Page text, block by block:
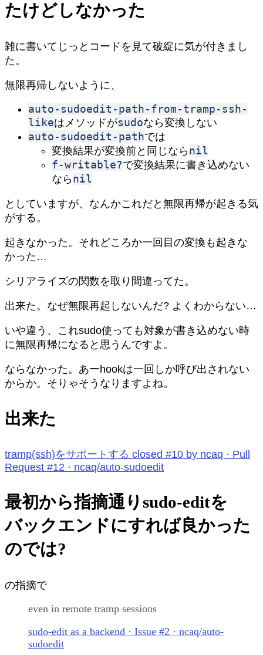
たけどしなかった
雑に書いてじっとコードを見て破綻に気が付きまし
た。
無限再帰しないように、
auto-sudoedit-path-from-tramp-ssh-
likeはメソッドがsudoなら変換しない
auto-sudoedit-pathでは
変換結果が変換前と同じならnil
f-writable?で変換結果に書き込めない
ならnil
としていますが、なんかこれだと無限再帰が起きる気
がする。
起きなかった。それどころか一回目の変換も起きな
かった…
シリアライズの関数を取り間違ってた。
出来た。なぜ無限再起しないんだ? よくわからない…
いや違う、これsudo使っても対象が書き込めない時
に無限再帰になると思うんですよ。
ならなかった。あーhookは一回しか呼び出されない
からか。そりゃそうなりますよね。
出来た
tramp(ssh)をサポートする closed #10 by ncaq · Pull
Request #12 · ncaq/auto-sudoedit
最初から指摘通りsudo-editを
バックエンドにすれば良かった
のでは?
の指摘で
even in remote tramp sessions
sudo-edit as a backend · Issue #2 · ncaq/auto-
sudoedit